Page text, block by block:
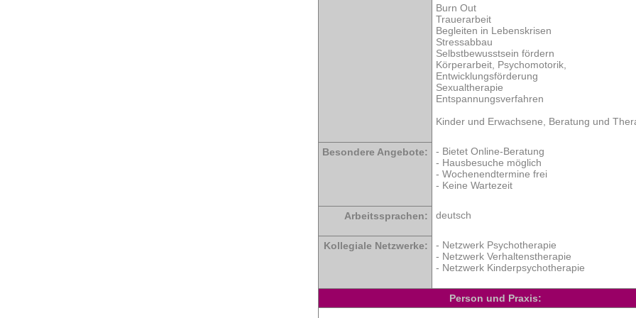
Burn Out
Trauerarbeit
Begleiten in Lebenskrisen
Stressabbau
Selbstbewusstsein fördern
Körperarbeit, Psychomotorik,
Entwicklungsförderung
Sexualtherapie
Entspannungsverfahren
Kinder und Erwachsene, Beratung und
Besondere Angebote:
- Bietet Online-Beratung
- Hausbesuche möglich
- Wochenendtermine frei
- Keine Wartezeit
Arbeitssprachen: deutsch
Kollegiale Netzwerke:
- Netzwerk Psychotherapie
- Netzwerk Verhaltenstherapie
- Netzwerk Kinderpsychotherapie
Person und Praxis: